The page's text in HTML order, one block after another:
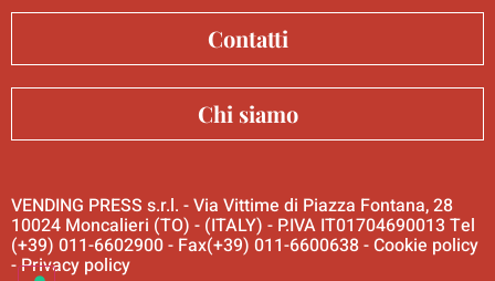
Contatti
Chi siamo
VENDING PRESS s.r.l. - Via Vittime di Piazza Fontana, 28
10024 Moncalieri (TO) - (ITALY) - P.IVA IT01704690013 Tel
(+39) 011-6602900 - Fax(+39) 011-6600638 -Cookie policy
-Privacy policy